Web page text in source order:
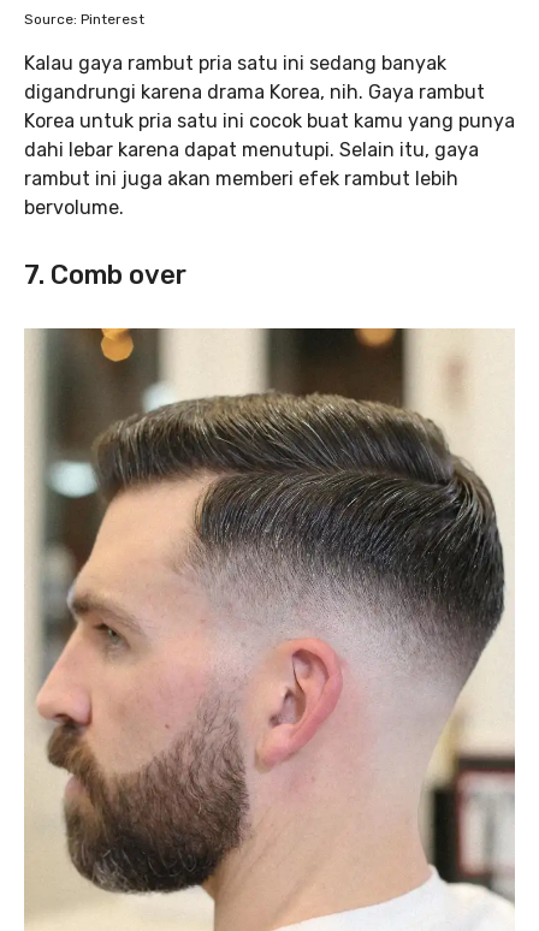
Source: Pinterest
Kalau gaya rambut pria satu ini sedang banyak
digandrungi karena drama Korea, nih. Gaya rambut
Korea untuk pria satu ini cocok buat kamu yang punya
dahi lebar karena dapat menutupi. Selain itu, gaya
rambut ini juga akan memberi efek rambut lebih
bervolume.
7. Comb over